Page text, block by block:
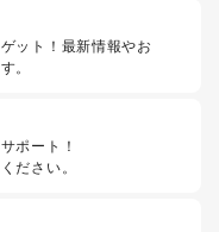
ット！最新情報やお
。
ポート！
ださい。